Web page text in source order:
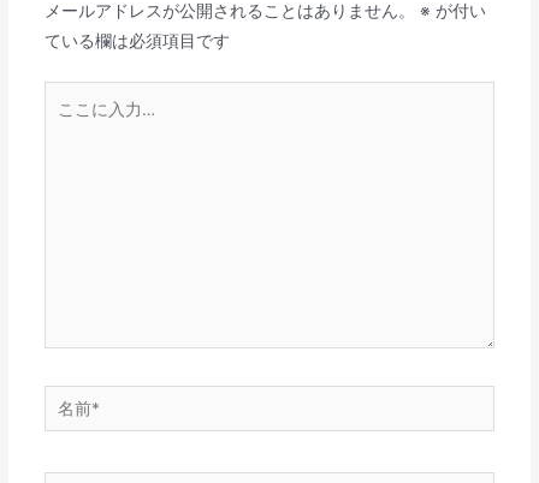
メールアドレスが公開されることはありません。 ※ が付い
ている欄は必須項目です